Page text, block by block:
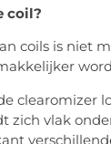
coil?
coils is niet
clearomizer
zich vlak